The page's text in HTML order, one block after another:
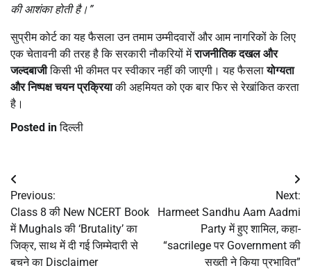
की आशंका होती है।”
सुप्रीम कोर्ट का यह फैसला उन तमाम उम्मीदवारों और आम नागरिकों के लिए
एक चेतावनी की तरह है कि सरकारी नौकरियों मेंराजनीतिक दखल और
जल्दबाजीकिसी भी कीमत पर स्वीकार नहीं की जाएगी। यह फैसलायोग्यता
और निष्पक्ष चयन प्रक्रियाकी अहमियत को एक बार फिर से रेखांकित करता
है।
Posted inदिल्ली
Post
navigation
Previous:
Class 8 की New NCERT Book
में Mughals की ‘Brutality’ का
जिक्र, साथ में दी गई जिम्मेदारी से
बचने का Disclaimer
Next:
Harmeet Sandhu Aam Aadmi
Party में हुए शामिल, कहा-
“sacrilege पर Government की
सख्ती ने किया प्रभावित”